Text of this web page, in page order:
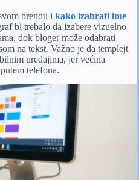
brendu i kako izabrati ime
bi trebalo da izabere vizuelno
dok bloger može odabrati
na tekst. Važno je da templejt
uređajima, jer većina
telefona.